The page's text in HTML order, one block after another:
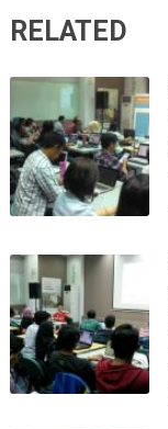
RELATED